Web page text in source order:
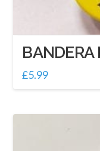
BANDERA
£5.99